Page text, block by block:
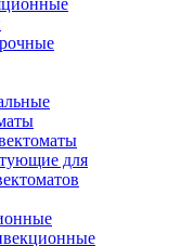
для